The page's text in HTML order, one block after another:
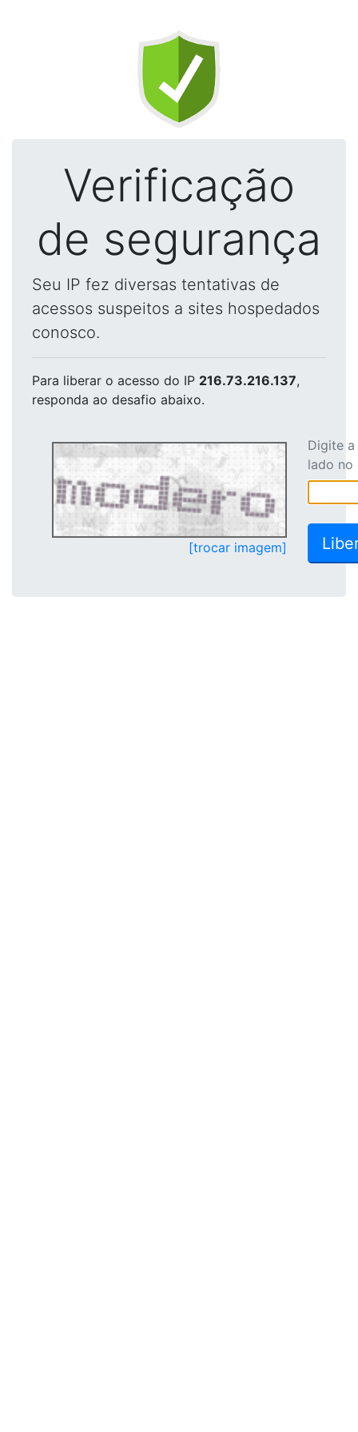
Verificação
de segurança
Seu IP fez diversas tentativas de
acessos suspeitos a sites hospedados
conosco.
Para liberar o acesso do IP 216.73.216.137,
responda ao desafio abaixo.
[trocar imagem]
Digite
lado no